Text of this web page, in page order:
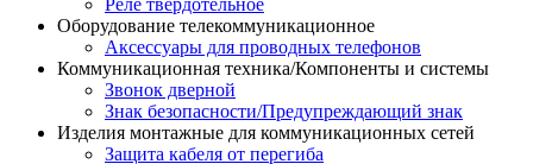
Реле твердотельное
Оборудование телекоммуникационное
Аксессуары для проводных телефонов
Коммуникационная техника/Компоненты и системы
Звонок дверной
Знак безопасности/Предупреждающий знак
Изделия монтажные для коммуникационных сетей
Защита кабеля от перегиба